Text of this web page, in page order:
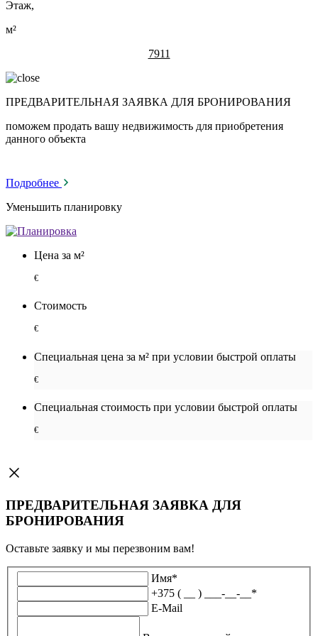
Этаж,
м²
7911
ПРЕДВАРИТЕЛЬНАЯ ЗАЯВКА ДЛЯ БРОНИРОВАНИЯ
поможем продать вашу недвижимость для приобретения
данного объекта
Подробнее
Уменьшить планировку
Цена за м²
€
Стоимость
€
Специальная цена за м² при условии быстрой оплаты
€
Специальная cтоимость при условии быстрой оплаты
€
ПРЕДВАРИТЕЛЬНАЯ ЗАЯВКА ДЛЯ
БРОНИРОВАНИЯ
Оставьте заявку и мы перезвоним вам!
Имя*
+375 ( __ ) ___-__-__ *
E-Mail